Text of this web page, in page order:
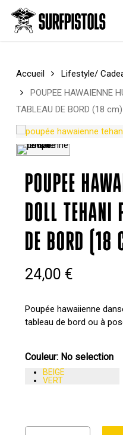
main
Cart
Accueil Lifestyle/
POUPEE HAWAIENNE
TABLEAU DE BORD (18 cm)
POUPEE
DOLL TEHANI
DE BORD (18
24,00 €
Poupée hawaiienne
tableau de bord ou à
Couleur: No selection
BEIGE
VERT